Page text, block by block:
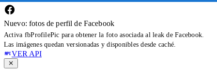
Nuevo: fotos de perfil de Facebook
Activa fbProfilePic para obtener la foto asociada al leak de Facebook.
Las imágenes quedan versionadas y disponibles desde caché.
VER API